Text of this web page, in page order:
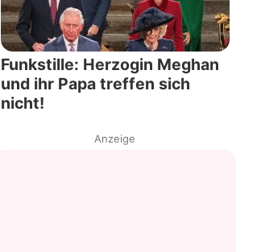
Funkstille: Herzogin Meghan
und ihr Papa treffen sich
nicht!
Anzeige